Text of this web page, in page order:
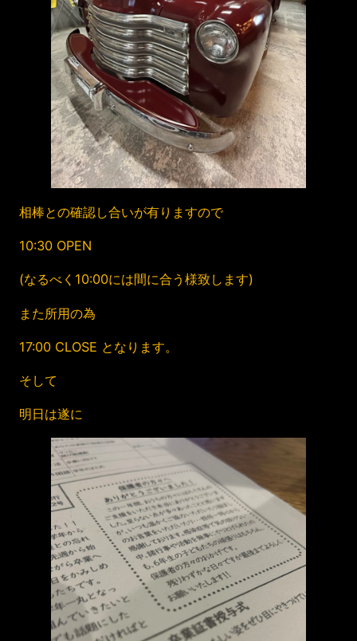
相棒との確認し合いが有りますので
10:30 OPEN
(なるべく10:00には間に合う様致します)
また所用の為
17:00 CLOSE となります。
そして
明日は遂に